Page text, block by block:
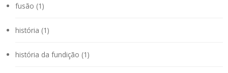
fusão (1)
história (1)
história da fundição (1)